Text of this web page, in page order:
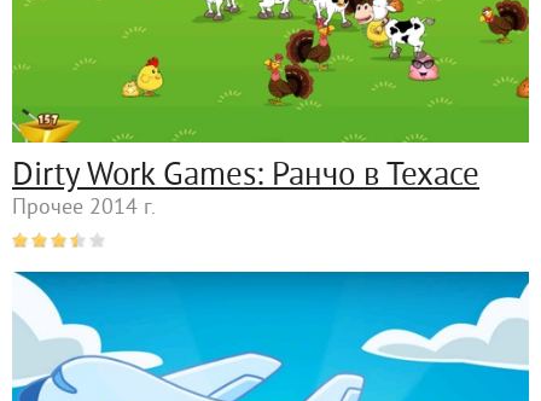
Dirty Work Games: Ранчо в Техасе
Прочее 2014 г.